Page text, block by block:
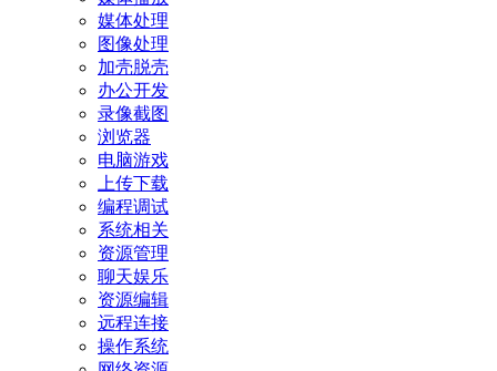
媒体处理
图像处理
加壳脱壳
办公开发
录像截图
浏览器
电脑游戏
上传下载
编程调试
系统相关
资源管理
聊天娱乐
资源编辑
远程连接
操作系统